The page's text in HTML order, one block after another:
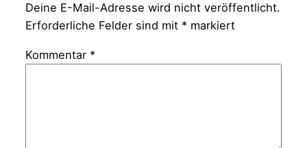
Deine E-Mail-Adresse wird nicht veröffentlicht.
Erforderliche Felder sind mit *markiert
Kommentar *